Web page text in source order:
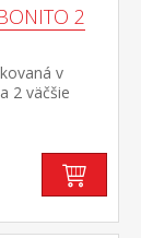
2
v
2 väčšie